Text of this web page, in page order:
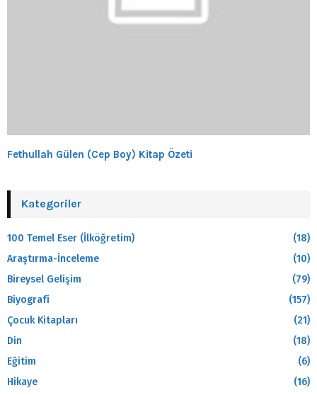
Fethullah Gülen (Cep Boy) Kitap Özeti
Kategoriler
100 Temel Eser (İlköğretim)
(18)
Araştırma-İnceleme
(10)
Bireysel Gelişim
(79)
Biyografi
(157)
Çocuk Kitapları
(21)
Din
(18)
Eğitim
(6)
Hikaye
(16)